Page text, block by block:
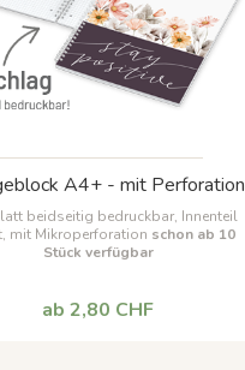
A4+ - mit Perforation
beidseitig bedruckbar, Innenteil
mit Mikroperforation schon ab 10
Stück verfügbar
ab 2,80 CHF